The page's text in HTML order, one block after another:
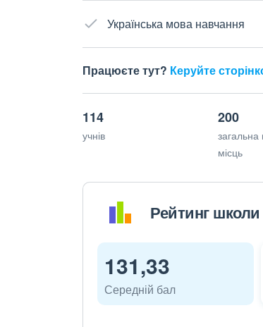
Українська мова навчання
Працюєте тут? Керуйте
114
учнів
200
загальна
місць
Рейтинг школи
131,33
Середній бал